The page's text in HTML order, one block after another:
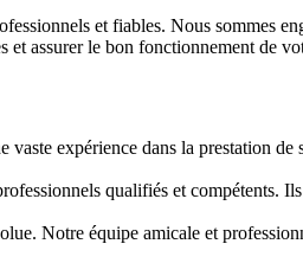
et fiables. Nous sommes
assurer le bon fonctionnement de
expérience dans la prestation
qualifiés et compétents.
Notre équipe amicale et